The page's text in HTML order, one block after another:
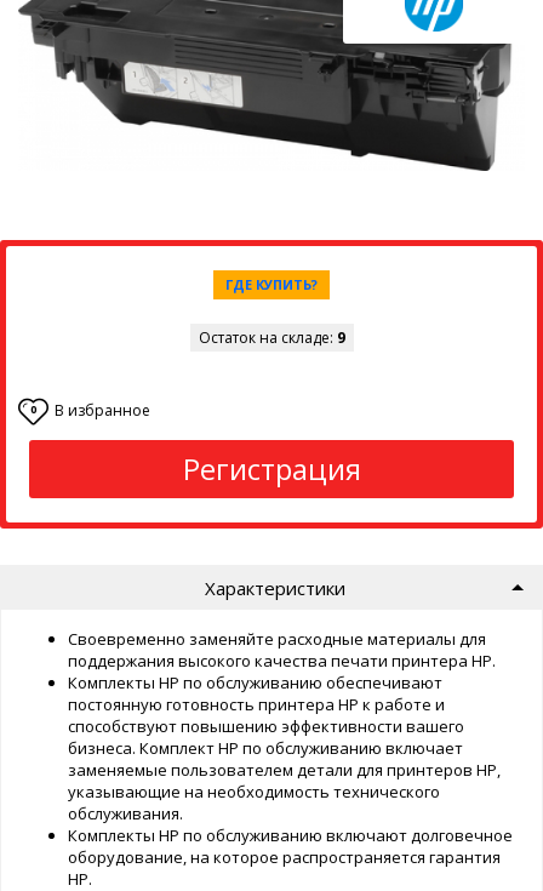
ГДЕ КУПИТЬ?
Остаток на складе: 9
0 В избранное
Регистрация
Характеристики
Своевременно заменяйте расходные материалы для
поддержания высокого качества печати принтера HP.
Комплекты HP по обслуживанию обеспечивают
постоянную готовность принтера HP к работе и
способствуют повышению эффективности вашего
бизнеса. Комплект HP по обслуживанию включает
заменяемые пользователем детали для принтеров HP,
указывающие на необходимость технического
обслуживания.
Комплекты HP по обслуживанию включают долговечное
оборудование, на которое распространяется гарантия
HP.